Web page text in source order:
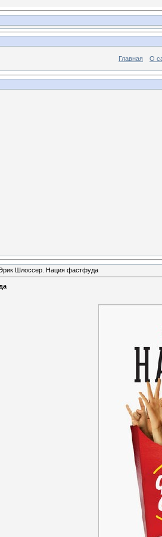
Главная О
Шлоссер. Нация фастфуда